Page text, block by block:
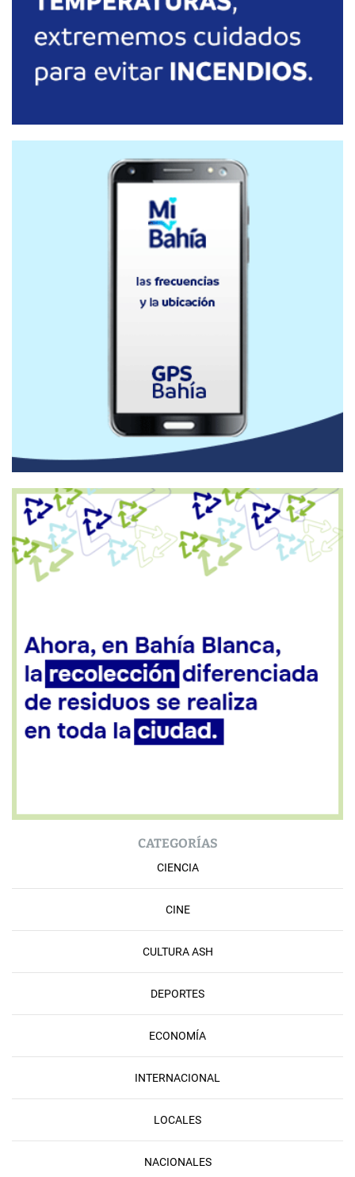
CATEGORÍAS
CIENCIA
CINE
CULTURA ASH
DEPORTES
ECONOMÍA
INTERNACIONAL
LOCALES
NACIONALES